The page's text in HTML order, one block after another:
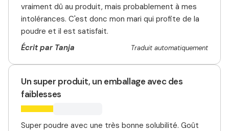
vraiment dû au produit, mais probablement à mes
intolérances. C'est donc mon mari qui profite de la
poudre et il est satisfait.
Écrit par Tanja
Traduit automatiquement
Un super produit, un emballage avec des
faiblesses
Super poudre avec une très bonne solubilité. Goût